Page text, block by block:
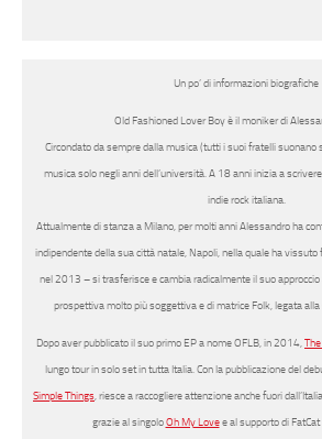
Un po’ di informazioni biografiche
Old Fashioned Lover Boyè il moniker di
Circondato da sempre dalla musica (tutti i suoi fratelli suonano
musica solo negli anni dell’università. A 18 anni inizia a
indie rock italiana.
Attualmente di stanza a Milano, per molti anni Alessandro ha
indipendente della sua città natale, Napoli, nella quale ha vissuto
nel 2013 – si trasferisce e cambia radicalmente il suo approccio
prospettiva molto più soggettiva e di matrice Folk, legata
Dopo aver pubblicato il suo primo EP a nome OFLB, in 2014,
lungo tour in solo set in tutta Italia. Con la pubblicazione del
Simple Things, riesce a raccogliere attenzione anche fuori
grazie al singoloOh My Love e al supporto di